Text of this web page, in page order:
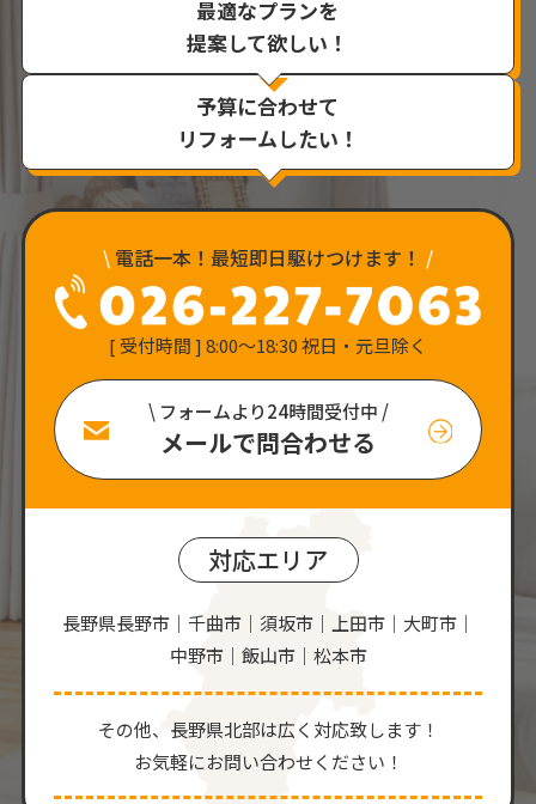
最適なプランを
提案して欲しい！
予算に合わせて
リフォームしたい！
\ 電話一本！最短即日駆けつけます！ /
[ 受付時間 ] 8:00〜18:30 祝日・元旦除く
\ フォームより24時間受付中 /
メールで問合わせる
対応エリア
長野県長野市｜千曲市｜須坂市｜上田市｜大町市｜
中野市｜飯山市｜松本市
その他、⻑野県北部は広く対応致します！
お気軽にお問い合わせください！